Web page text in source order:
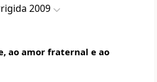
2009
ao amor fraternal e ao